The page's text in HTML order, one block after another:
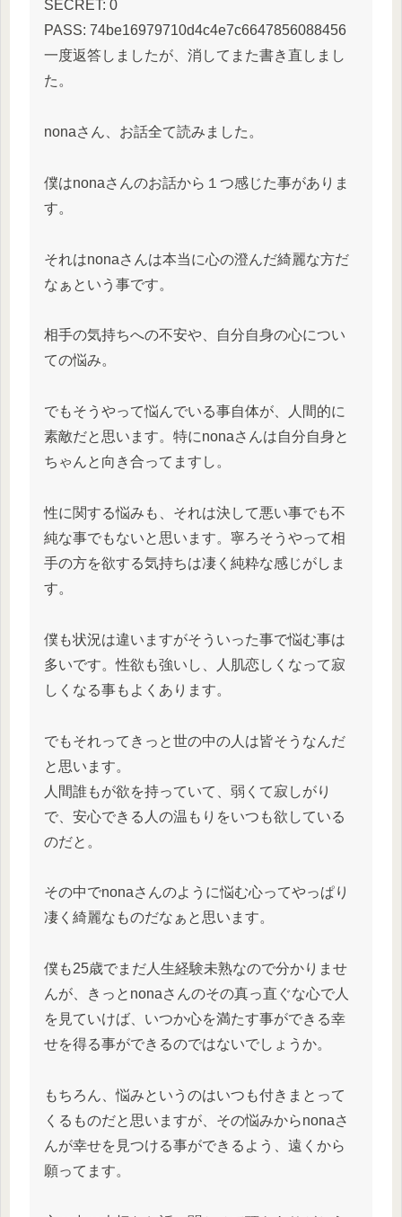
SECRET: 0
PASS: 74be16979710d4c4e7c6647856088456
一度返答しましたが、消してまた書き直しまし
た。
nonaさん、お話全て読みました。
僕はnonaさんのお話から１つ感じた事がありま
す。
それはnonaさんは本当に心の澄んだ綺麗な方だ
なぁという事です。
相手の気持ちへの不安や、自分自身の心につい
ての悩み。
でもそうやって悩んでいる事自体が、人間的に
素敵だと思います。特にnonaさんは自分自身と
ちゃんと向き合ってますし。
性に関する悩みも、それは決して悪い事でも不
純な事でもないと思います。寧ろそうやって相
手の方を欲する気持ちは凄く純粋な感じがしま
す。
僕も状況は違いますがそういった事で悩む事は
多いです。性欲も強いし、人肌恋しくなって寂
しくなる事もよくあります。
でもそれってきっと世の中の人は皆そうなんだ
と思います。
人間誰もが欲を持っていて、弱くて寂しがり
で、安心できる人の温もりをいつも欲している
のだと。
その中でnonaさんのように悩む心ってやっぱり
凄く綺麗なものだなぁと思います。
僕も25歳でまだ人生経験未熟なので分かりませ
んが、きっとnonaさんのその真っ直ぐな心で人
を見ていけば、いつか心を満たす事ができる幸
せを得る事ができるのではないでしょうか。
もちろん、悩みというのはいつも付きまとって
くるものだと思いますが、その悩みからnonaさ
んが幸せを見つける事ができるよう、遠くから
願ってます。